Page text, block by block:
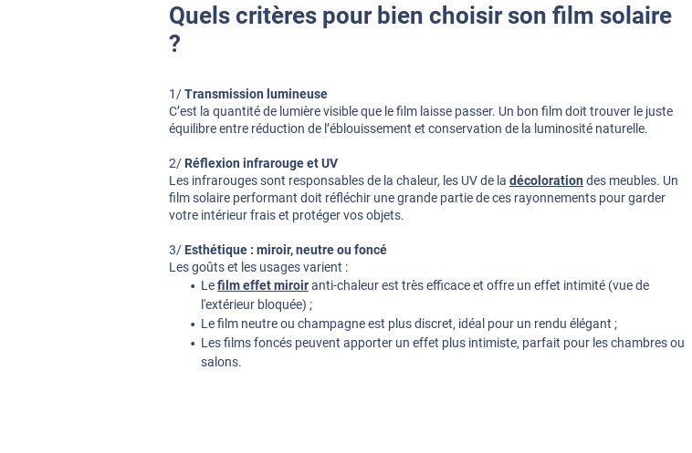
Quels critères pour bien choisir son film solaire
?
1/Transmission lumineuse
C’est la quantité de lumière visible que le film laisse passer. Un bon film doit trouver le juste
équilibre entre réduction de l’éblouissement et conservation de la luminosité naturelle.
2/ Réflexion infrarouge et UV
Les infrarouges sont responsables de la chaleur, les UV de la décoloration des meubles. Un
film solaire performant doit réfléchir une grande partie de ces rayonnements pour garder
votre intérieur frais et protéger vos objets.
3/ Esthétique : miroir, neutre ou foncé
Les goûts et les usages varient :
Lefilm effet miroiranti-chaleur est très efficace et offre un effet intimité (vue de
l'extérieur bloquée) ;
Le film neutre ou champagne est plus discret, idéal pour un rendu élégant ;
Les films foncés peuvent apporter un effet plus intimiste, parfait pour les chambres ou
salons.